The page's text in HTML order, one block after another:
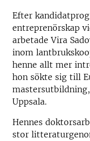
Efter
entreprenörskap
arbetade Vira
inom
henne allt mer
hon sökte sig till
Uppsala.
Hennes
stor